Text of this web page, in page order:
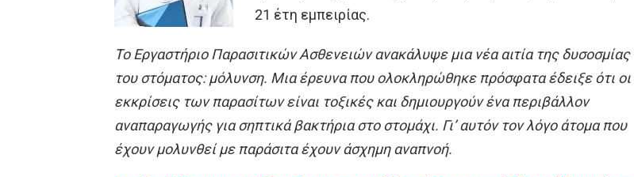
21 έτη εμπειρίας.
Το Εργαστήριο Παρασιτικών Ασθενειών ανακάλυψε μια νέα αιτία της δυσοσμίας
του στόματος: μόλυνση. Μια έρευνα που ολοκληρώθηκε πρόσφατα έδειξε ότι οι
εκκρίσεις των παρασίτων είναι τοξικές και δημιουργούν ένα περιβάλλον
αναπαραγωγής για σηπτικά βακτήρια στο στομάχι. Γι’ αυτόν τον λόγο άτομα που
έχουν μολυνθεί με παράσιτα έχουν άσχημη αναπνοή.